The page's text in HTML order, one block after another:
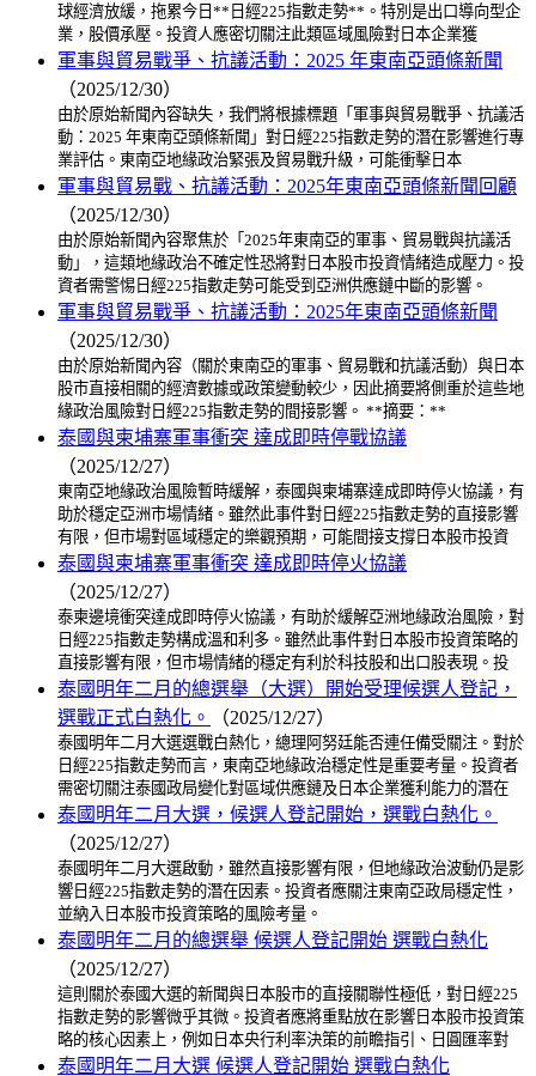
球經濟放緩，拖累今日**日經225指數走勢**。特別是出口導向型企
業，股價承壓。投資人應密切關注此類區域風險對日本企業獲
軍事與貿易戰爭、抗議活動：2025 年東南亞頭條新聞
（2025/12/30）
由於原始新聞內容缺失，我們將根據標題「軍事與貿易戰爭、抗議活
動：2025 年東南亞頭條新聞」對日經225指數走勢的潛在影響進行專
業評估。東南亞地緣政治緊張及貿易戰升級，可能衝擊日本
軍事與貿易戰、抗議活動：2025年東南亞頭條新聞回顧
（2025/12/30）
由於原始新聞內容聚焦於「2025年東南亞的軍事、貿易戰與抗議活
動」，這類地緣政治不確定性恐將對日本股市投資情緒造成壓力。投
資者需警惕日經225指數走勢可能受到亞洲供應鏈中斷的影響。
軍事與貿易戰爭、抗議活動：2025年東南亞頭條新聞
（2025/12/30）
由於原始新聞內容（關於東南亞的軍事、貿易戰和抗議活動）與日本
股市直接相關的經濟數據或政策變動較少，因此摘要將側重於這些地
緣政治風險對日經225指數走勢的間接影響。 **摘要：**
泰國與柬埔寨軍事衝突 達成即時停戰協議
（2025/12/27）
東南亞地緣政治風險暫時緩解，泰國與柬埔寨達成即時停火協議，有
助於穩定亞洲市場情緒。雖然此事件對日經225指數走勢的直接影響
有限，但市場對區域穩定的樂觀預期，可能間接支撐日本股市投資
泰國與柬埔寨軍事衝突 達成即時停火協議
（2025/12/27）
泰柬邊境衝突達成即時停火協議，有助於緩解亞洲地緣政治風險，對
日經225指數走勢構成溫和利多。雖然此事件對日本股市投資策略的
直接影響有限，但市場情緒的穩定有利於科技股和出口股表現。投
泰國明年二月的總選舉（大選）開始受理候選人登記，
選戰正式白熱化。
（2025/12/27）
泰國明年二月大選選戰白熱化，總理阿努廷能否連任備受關注。對於
日經225指數走勢而言，東南亞地緣政治穩定性是重要考量。投資者
需密切關注泰國政局變化對區域供應鏈及日本企業獲利能力的潛在
泰國明年二月大選，候選人登記開始，選戰白熱化。
（2025/12/27）
泰國明年二月大選啟動，雖然直接影響有限，但地緣政治波動仍是影
響日經225指數走勢的潛在因素。投資者應關注東南亞政局穩定性，
並納入日本股市投資策略的風險考量。
泰國明年二月的總選舉 候選人登記開始 選戰白熱化
（2025/12/27）
這則關於泰國大選的新聞與日本股市的直接關聯性極低，對日經225
指數走勢的影響微乎其微。投資者應將重點放在影響日本股市投資策
略的核心因素上，例如日本央行利率決策的前瞻指引、日圓匯率對
泰國明年二月大選 候選人登記開始 選戰白熱化